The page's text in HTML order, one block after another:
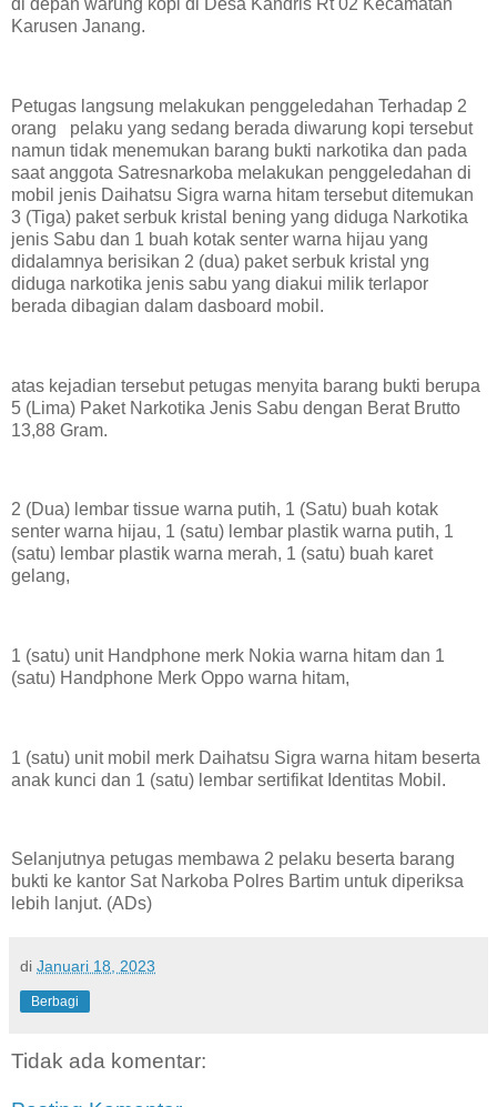
di depan warung kopi di Desa Kandris Rt 02 Kecamatan
Karusen Janang.
Petugas langsung melakukan penggeledahan Terhadap 2
orang pelaku yang sedang berada diwarung kopi tersebut
namun tidak menemukan barang bukti narkotika dan pada
saat anggota Satresnarkoba melakukan penggeledahan di
mobil jenis Daihatsu Sigra warna hitam tersebut ditemukan
3 (Tiga) paket serbuk kristal bening yang diduga Narkotika
jenis Sabu dan 1 buah kotak senter warna hijau yang
didalamnya berisikan 2 (dua) paket serbuk kristal yng
diduga narkotika jenis sabu yang diakui milik terlapor
berada dibagian dalam dasboard mobil.
atas kejadian tersebut petugas menyita barang bukti berupa
5 (Lima) Paket Narkotika Jenis Sabu dengan Berat Brutto
13,88 Gram.
2 (Dua) lembar tissue warna putih, 1 (Satu) buah kotak
senter warna hijau, 1 (satu) lembar plastik warna putih, 1
(satu) lembar plastik warna merah, 1 (satu) buah karet
gelang,
1 (satu) unit Handphone merk Nokia warna hitam dan 1
(satu) Handphone Merk Oppo warna hitam,
1 (satu) unit mobil merk Daihatsu Sigra warna hitam beserta
anak kunci dan 1 (satu) lembar sertifikat Identitas Mobil.
Selanjutnya petugas membawa 2 pelaku beserta barang
bukti ke kantor Sat Narkoba Polres Bartim untuk diperiksa
lebih lanjut. (ADs)
di Januari 18, 2023
Berbagi
Tidak ada komentar: